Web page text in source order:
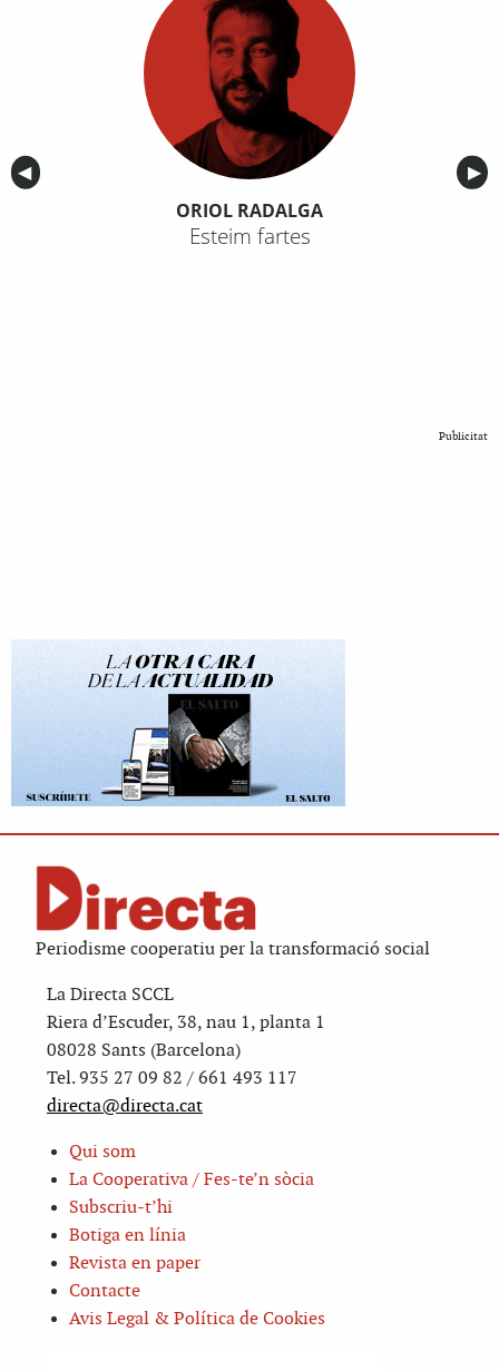
Anterior
◀︎ ▶︎
ORIOL RADALGA
Esteim fartes
Publicitat
Periodisme cooperatiu per la transformació social
La Directa SCCL
Riera d’Escuder, 38, nau 1, planta 1
08028 Sants (Barcelona)
Tel. 935 27 09 82 / 661 493 117
directa@directa.cat
Qui som
La Cooperativa / Fes-te’n sòcia
Subscriu-t’hi
Botiga en línia
Revista en paper
Contacte
Avis Legal & Política de Cookies